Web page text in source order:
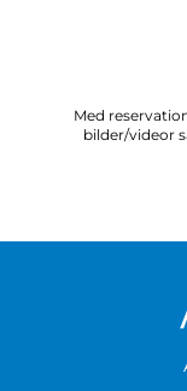
Med
bilder/videor